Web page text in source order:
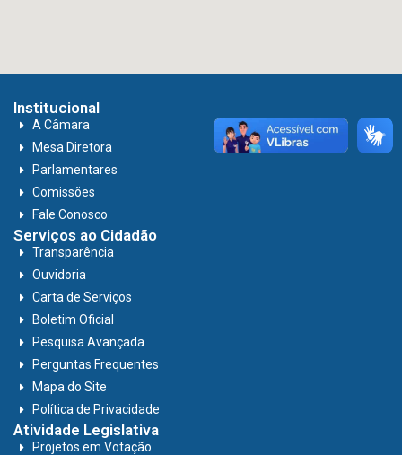
Institucional
A Câmara
Mesa Diretora
Parlamentares
Comissões
Fale Conosco
Serviços ao Cidadão
Transparência
Ouvidoria
Carta de Serviços
Boletim Oficial
Pesquisa Avançada
Perguntas Frequentes
Mapa do Site
Política de Privacidade
Atividade Legislativa
Projetos em Votação